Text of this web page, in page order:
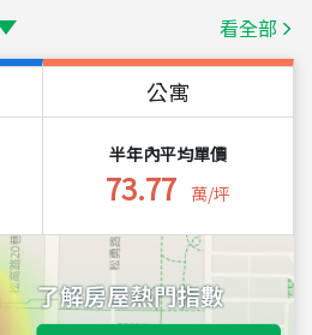
看全部
公寓
半年內平均單價
73.77 萬/坪